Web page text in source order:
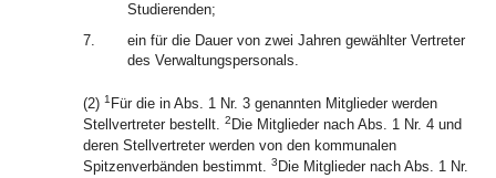
Studierenden;
7.
ein für die Dauer von zwei Jahren gewählter Vertreter
des Verwaltungspersonals.
(2) 1 Für die in Abs. 1 Nr. 3 genannten Mitglieder werden
Stellvertreter bestellt. 2 Die Mitglieder nach Abs. 1 Nr. 4 und
deren Stellvertreter werden von den kommunalen
Spitzenverbänden bestimmt. 3 Die Mitglieder nach Abs. 1 Nr.